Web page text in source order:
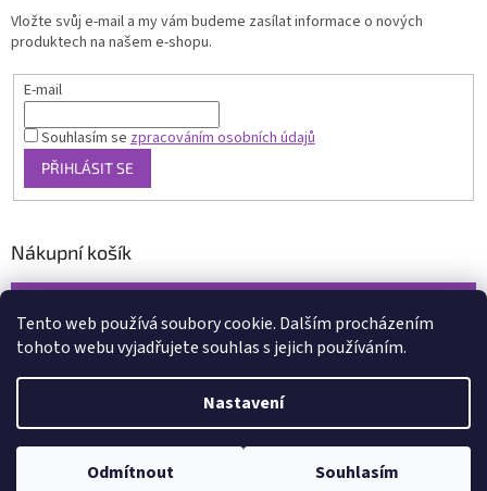
Tento web používá soubory cookie. Dalším procházením
tohoto webu vyjadřujete souhlas s jejich používáním.
Nastavení
Odmítnout Souhlasím
Vložte svůj e-mail a my vám budeme zasílat informace o nových
produktech na našem e-shopu.
E-mail
Souhlasím sezpracováním osobních údajů
PŘIHLÁSIT SE
Nákupní košík
Vytvořil Shoptet
Copyright 2026www.xcena.cz. Všechna práva vyhrazena.Upravit